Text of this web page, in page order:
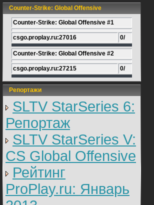
Counter-Strike: Global Offensive
Counter-Strike: Global Offensive #1
csgo.proplay.ru:27016 0/
Counter-Strike: Global Offensive #2
csgo.proplay.ru:27215 0/
Репортажи
SLTV StarSeries 6:
Репортаж
SLTV StarSeries V:
CS Global Offensive
Рейтинг
ProPlay.ru: Январь